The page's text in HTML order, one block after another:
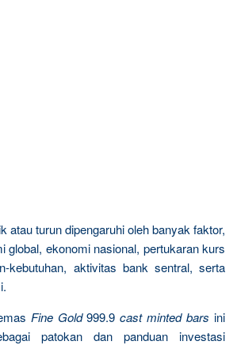
atau turun dipengaruhi oleh banyak faktor,
global, ekonomi nasional, pertukaran kurs
kebutuhan, aktivitas bank sentral, serta
Fine Gold999.9cast minted barsini
patokan dan panduan investasi